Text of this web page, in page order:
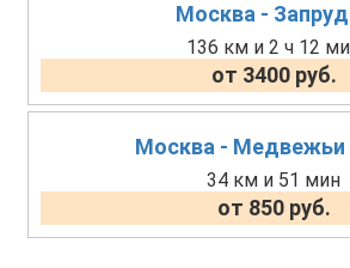
Москва -
136 км и 2 ч 12
от 3400 руб.
Москва - Медвежьи
34 км и 51 мин
от 850 руб.